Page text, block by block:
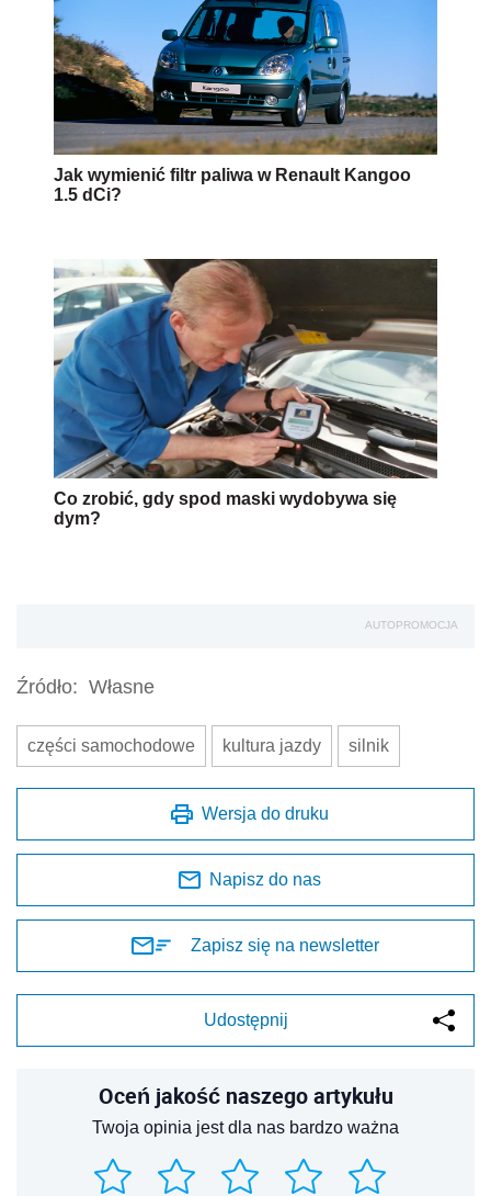
Jak wymienić filtr paliwa w Renault Kangoo
1.5 dCi?
Co zrobić, gdy spod maski wydobywa się
dym?
AUTOPROMOCJA
Źródło: Własne
części samochodowe kultura jazdy silnik
Wersja do druku
Napisz do nas
Zapisz się na newsletter
Udostępnij
Oceń jakość naszego artykułu
Twoja opinia jest dla nas bardzo ważna